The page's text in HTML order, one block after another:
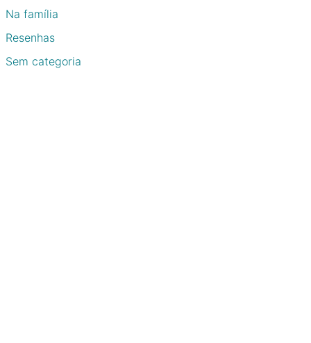
Na família
Resenhas
Sem categoria